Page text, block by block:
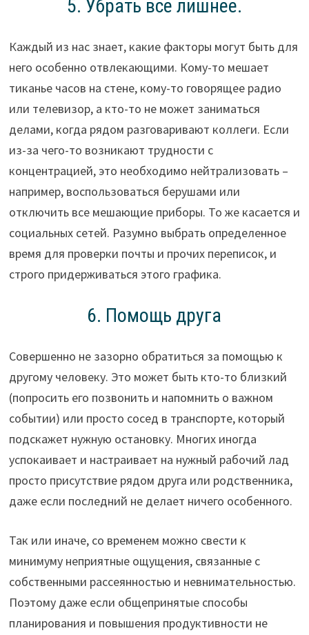
5. Убрать все лишнее.
Каждый из нас знает, какие факторы могут быть для
него особенно отвлекающими. Кому-то мешает
тиканье часов на стене, кому-то говорящее радио
или телевизор, а кто-то не может заниматься
делами, когда рядом разговаривают коллеги. Если
из-за чего-то возникают трудности с
концентрацией, это необходимо нейтрализовать –
например, воспользоваться берушами или
отключить все мешающие приборы. То же касается и
социальных сетей. Разумно выбрать определенное
время для проверки почты и прочих переписок, и
строго придерживаться этого графика.
6. Помощь друга
Совершенно не зазорно обратиться за помощью к
другому человеку. Это может быть кто-то близкий
(попросить его позвонить и напомнить о важном
событии) или просто сосед в транспорте, который
подскажет нужную остановку. Многих иногда
успокаивает и настраивает на нужный рабочий лад
просто присутствие рядом друга или родственника,
даже если последний не делает ничего особенного.
Так или иначе, со временем можно свести к
минимуму неприятные ощущения, связанные с
собственными рассеянностью и невнимательностью.
Поэтому даже если общепринятые способы
планирования и повышения продуктивности не